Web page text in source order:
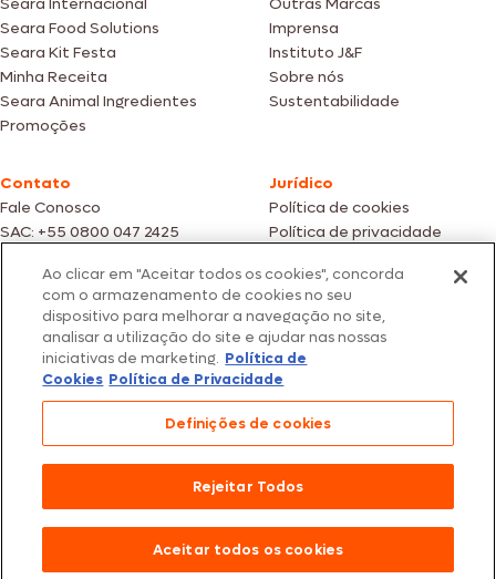
Seara Food Solutions
Seara Kit Festa
Minha Receita
Seara Animal Ingredientes
Promoções
Imprensa
Instituto J&F
Sobre nós
Sustentabilidade
Contato
Fale Conosco
SAC: +55 0800 047 2425
Jurídico
Política de cookies
Política de privacidade
Fotos meramente ilustrativas | Ofertas válidas enquanto durarem os
estoques dos nossos parceiros | Vendas sujeitas a análise e confirmação
de dados.
Os preços, promoções e condições de pagamento são válidos
exclusivamente para compras efetuadas em nossos parceiros.
Todos os produtos estão sujeitos a disponibilidade de estoque.
São Paulo/SP – CEP 05.118-100
© 2026 Seara. Todos os direitos reservados
Ao clicar em "Aceitar todos os cookies", concorda
com o armazenamento de cookies no seu
dispositivo para melhorar a navegação no site,
analisar a utilização do site e ajudar nas nossas
iniciativas de marketing. Política de
Cookies Política de Privacidade
Definições de cookies
Rejeitar Todos
Aceitar todos os cookies